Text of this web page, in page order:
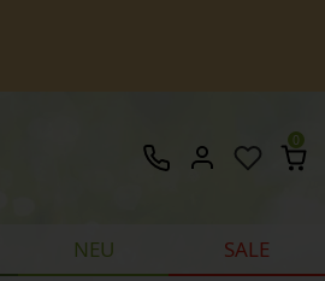
0
NEU SALE